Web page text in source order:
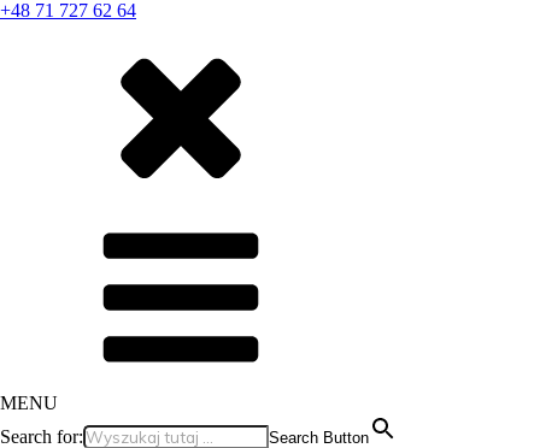
+48 71 727 62 64
MENU
Search for:
Search Button